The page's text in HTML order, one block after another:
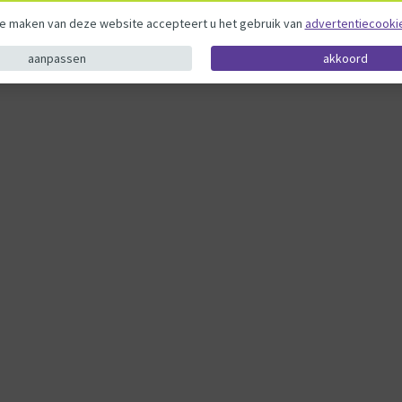
maken van deze website accepteert u het gebruik van
aanpassen akkoord